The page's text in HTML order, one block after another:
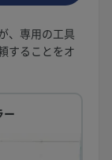
、専用の工具
することをオ
ー